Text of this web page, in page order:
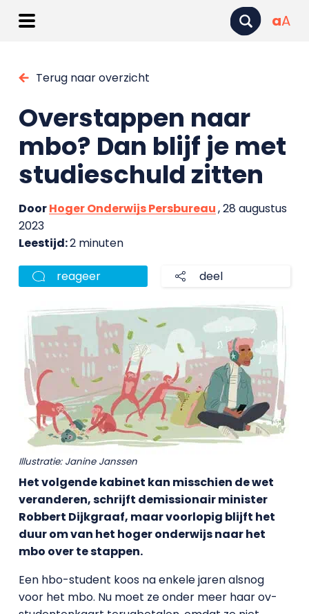
aA
Terug naar overzicht
Overstappen naar
mbo? Dan blijf je met
studieschuld zitten
DoorHoger Onderwijs Persbureau, 28 augustus
2023
Leestijd:2 minuten
reageer deel
Illustratie: Janine Janssen
Het volgende kabinet kan misschien de wet
veranderen, schrijft demissionair minister
Robbert Dijkgraaf, maar voorlopig blijft het
duur om van het hoger onderwijs naar het
mbo over te stappen.
Een hbo-student koos na enkele jaren alsnog
voor het mbo. Nu moet ze onder meer haar ov-